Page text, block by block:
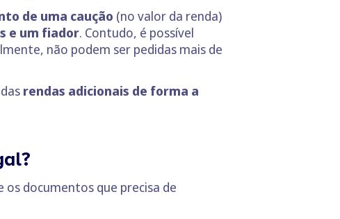
de uma caução (no valor da renda)
e um fiador. Contudo, é possível
não podem ser pedidas mais de
rendas adicionais de forma a
os documentos que precisa de